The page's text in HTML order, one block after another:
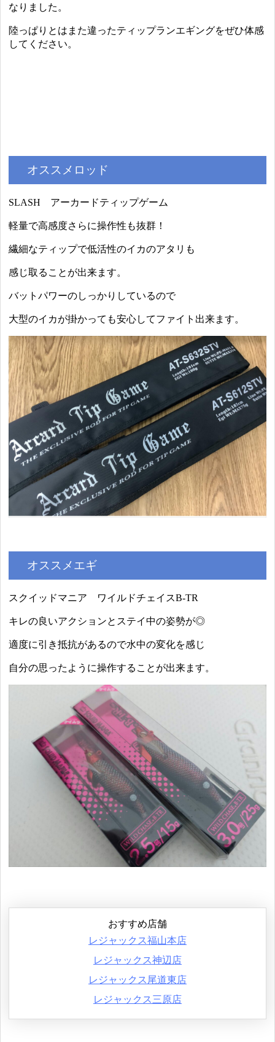
なりました。
陸っぱりとはまた違ったティップランエギングをぜひ体感
してください。
オススメロッド
SLASH アーカードティップゲーム
軽量で高感度さらに操作性も抜群！
繊細なティップで低活性のイカのアタリも
感じ取ることが出来ます。
バットパワーのしっかりしているので
大型のイカが掛かっても安心してファイト出来ます。
オススメエギ
スクイッドマニア ワイルドチェイスB-TR
キレの良いアクションとステイ中の姿勢が◎
適度に引き抵抗があるので水中の変化を感じ
自分の思ったように操作することが出来ます。
おすすめ店舗
レジャックス福山本店
レジャックス神辺店
レジャックス尾道東店
レジャックス三原店